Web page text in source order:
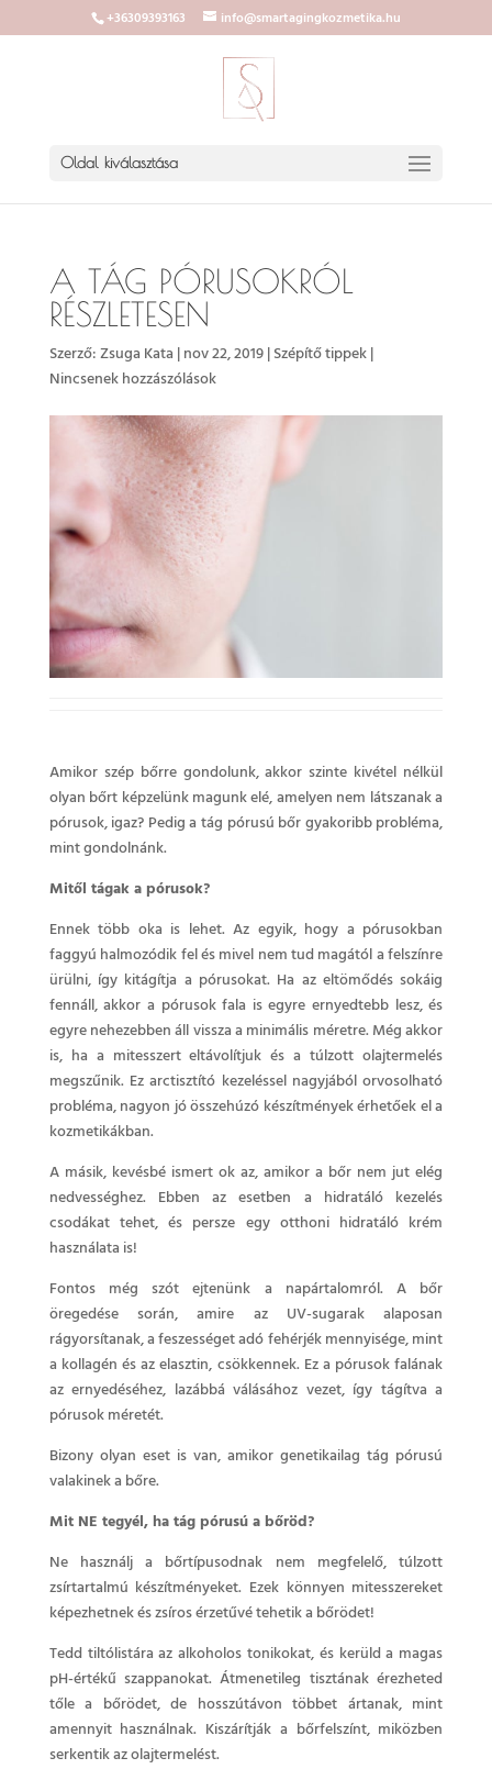
+36309393163 info@smartagingkozmetika.hu
Oldal kiválasztása
A TÁG PÓRUSOKRÓL
RÉSZLETESEN
Szerző:Zsuga Kata |nov 22, 2019|Szépítő tippek|
Nincsenek hozzászólások
Amikor szép bőrre gondolunk, akkor szinte kivétel nélkül
olyan bőrt képzelünk magunk elé, amelyen nem látszanak a
pórusok, igaz? Pedig a tág pórusú bőr gyakoribb probléma,
mint gondolnánk.
Mitől tágak a pórusok?
Ennek több oka is lehet. Az egyik, hogy a pórusokban
faggyú halmozódik fel és mivel nem tud magától a felszínre
ürülni, így kitágítja a pórusokat. Ha az eltömődés sokáig
fennáll, akkor a pórusok fala is egyre ernyedtebb lesz, és
egyre nehezebben áll vissza a minimális méretre. Még akkor
is, ha a mitesszert eltávolítjuk és a túlzott olajtermelés
megszűnik. Ez arctisztító kezeléssel nagyjából orvosolható
probléma, nagyon jó összehúzó készítmények érhetőek el a
kozmetikákban.
A másik, kevésbé ismert ok az, amikor a bőr nem jut elég
nedvességhez. Ebben az esetben a hidratáló kezelés
csodákat tehet, és persze egy otthoni hidratáló krém
használata is!
Fontos még szót ejtenünk a napártalomról. A bőr
öregedése során, amire az UV-sugarak alaposan
rágyorsítanak, a feszességet adó fehérjék mennyisége, mint
a kollagén és az elasztin, csökkennek. Ez a pórusok falának
az ernyedéséhez, lazábbá válásához vezet, így tágítva a
pórusok méretét.
Bizony olyan eset is van, amikor genetikailag tág pórusú
valakinek a bőre.
Mit NE tegyél, ha tág pórusú a bőröd?
Ne használj a bőrtípusodnak nem megfelelő, túlzott
zsírtartalmú készítményeket. Ezek könnyen mitesszereket
képezhetnek és zsíros érzetűvé tehetik a bőrödet!
Tedd tiltólistára az alkoholos tonikokat, és kerüld a magas
pH-értékű szappanokat. Átmenetileg tisztának érezheted
tőle a bőrödet, de hosszútávon többet ártanak, mint
amennyit használnak. Kiszárítják a bőrfelszínt, miközben
serkentik az olajtermelést.